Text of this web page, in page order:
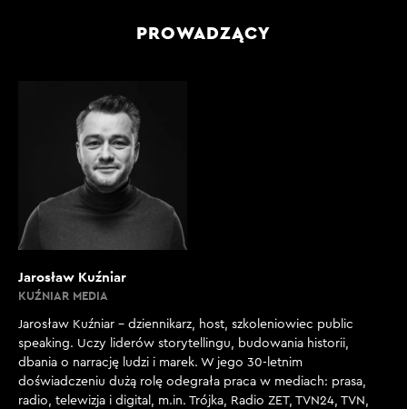
PROWADZĄCY
Jarosław Kuźniar
KUŹNIAR MEDIA
Jarosław Kuźniar – dziennikarz, host, szkoleniowiec public
speaking. Uczy liderów storytellingu, budowania historii,
dbania o narrację ludzi i marek. W jego 30-letnim
doświadczeniu dużą rolę odegrała praca w mediach: prasa,
radio, telewizja i digital, m.in. Trójka, Radio ZET, TVN24, TVN,